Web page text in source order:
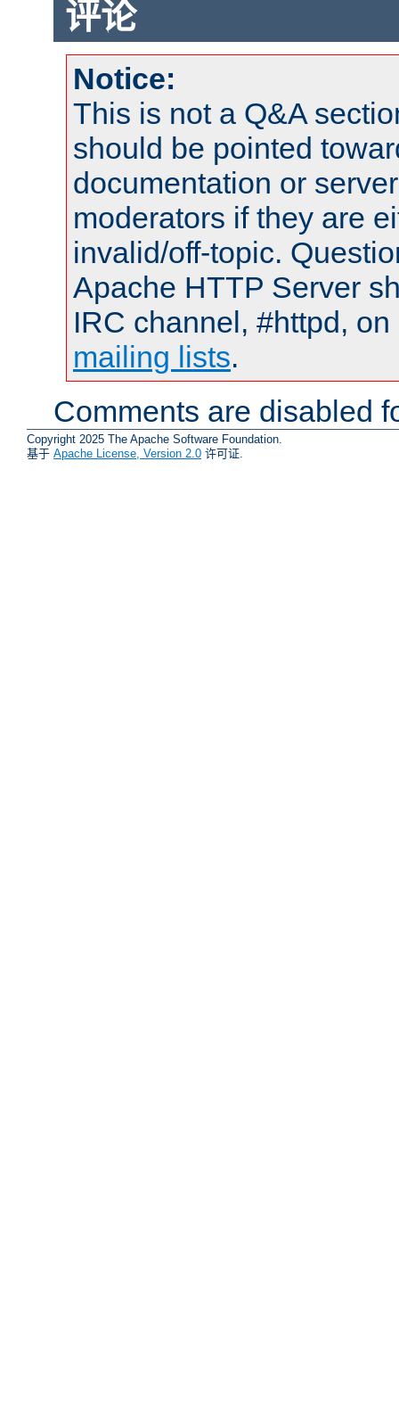
评论
Notice:
This is not a Q&A
should be pointed
documentation or
moderators if they are
invalid/off-topic.
Apache HTTP Server
IRC channel, #httpd,
mailing lists.
Comments are disabled
Copyright 2025 The Apache Software Foundation.
基于 Apache License, Version 2.0 许可证.